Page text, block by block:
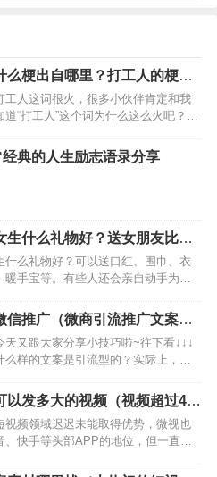
么梗出自哪里？打工人的梗为
？
工人这词很火，很多小伙伴肯定和我
道“打工人”这个词为什么这么火吧？那
哪里无从考证，不过肯定是某些有头
的，至于出自哪位网友？我们一起来
吧。…
典的人生励志语录分享
生什么礼物好？送女朋友比较
分享
什么礼物好？可以送口红、围巾、衣
暖手宝等。有些人还会亲自动手为女
不知道该送什么好的话，下面小编为
可以送女朋友的礼物，好好看下吧。
信推广（微商引流推广文案模
天又跟大家分享小技巧啦~往下看↓↓↓
么样的文案是引流型的？实际上，一
然后慢慢进行信任激活变现。 在标题
以下几种类型，今天为大家详细描述
以发多大的视频（视频超过40
骤）
视频领域迟迟未能取得优势，微视也
、快手等头部APP的地位，但一直以